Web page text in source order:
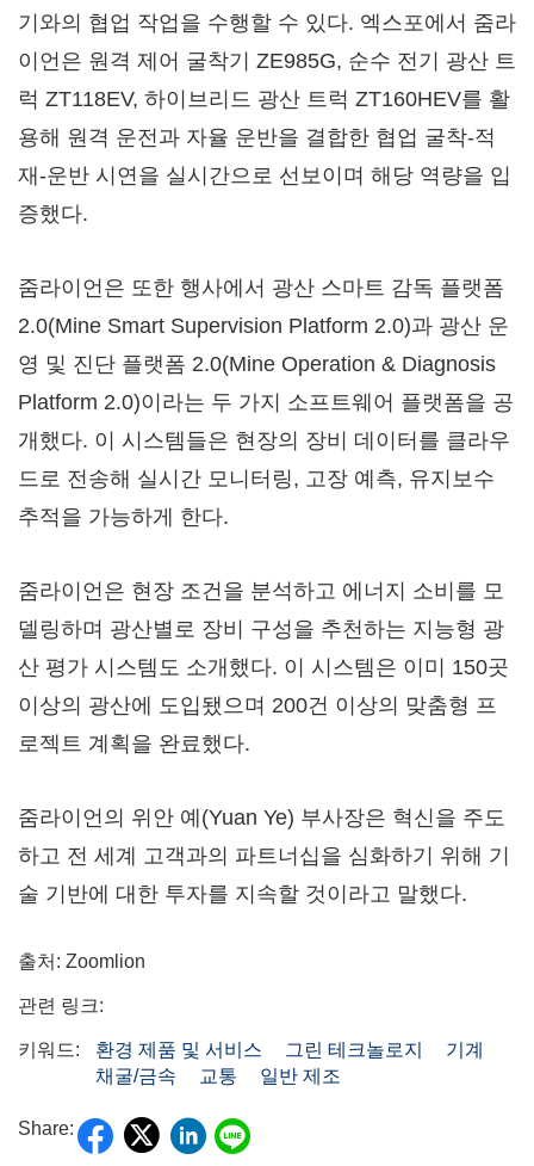
기와의 협업 작업을 수행할 수 있다. 엑스포에서 줌라
이언은 원격 제어 굴착기 ZE985G, 순수 전기 광산 트
럭 ZT118EV, 하이브리드 광산 트럭 ZT160HEV를 활
용해 원격 운전과 자율 운반을 결합한 협업 굴착-적
재-운반 시연을 실시간으로 선보이며 해당 역량을 입
증했다.
줌라이언은 또한 행사에서 광산 스마트 감독 플랫폼
2.0(Mine Smart Supervision Platform 2.0)과 광산 운
영 및 진단 플랫폼 2.0(Mine Operation & Diagnosis
Platform 2.0)이라는 두 가지 소프트웨어 플랫폼을 공
개했다. 이 시스템들은 현장의 장비 데이터를 클라우
드로 전송해 실시간 모니터링, 고장 예측, 유지보수
추적을 가능하게 한다.
줌라이언은 현장 조건을 분석하고 에너지 소비를 모
델링하며 광산별로 장비 구성을 추천하는 지능형 광
산 평가 시스템도 소개했다. 이 시스템은 이미 150곳
이상의 광산에 도입됐으며 200건 이상의 맞춤형 프
로젝트 계획을 완료했다.
줌라이언의 위안 예(Yuan Ye) 부사장은 혁신을 주도
하고 전 세계 고객과의 파트너십을 심화하기 위해 기
술 기반에 대한 투자를 지속할 것이라고 말했다.
출처: Zoomlion
관련 링크:
키워드: 환경 제품 및 서비스 그린 테크놀로지
기계
채굴/금속
교통 일반 제조
Share: